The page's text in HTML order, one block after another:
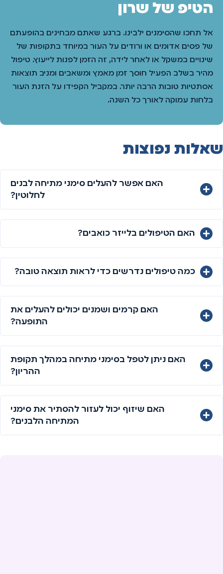
הטיפ של שרון
אל תחכו שהסימנים ילבינו. ברגע שאתם מבחינים בהופעתם
של פסים אדומים או ורודים על העור במיוחד בתקופות של
שינויים במשקל או לאחר לידה, זה הזמן לפנות לייעוץ. טיפול
מהיר בשלב הפעיל חוסך זמן מאמץ ומשאבים ומניב תוצאות
אסתטיות טובות הרבה יותר. במקביל הקפידו על הזנת העור
בלחות עמוקה לאורך כל השנה.
שאלות נפוצות
האם אפשר להעלים סימני מתיחה לבנים
לחלוטין?
האם הטיפולים בלייזר כואבים?
כמה טיפולים נדרשים כדי לראות תוצאה טובה?
האם קרמים ושמנים יכולים להעלים את
התופעה?
האם ניתן לטפל בסימני מתיחה במהלך תקופת
ההריון?
האם שיזוף יכול לעזור להסתיר את סימני
המתיחה הלבנים?